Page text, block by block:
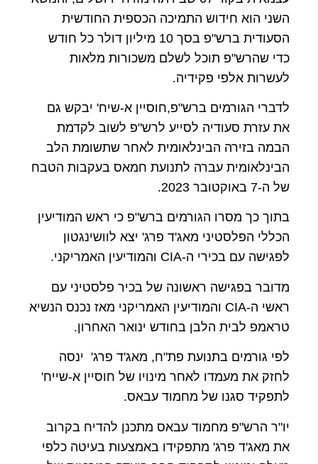
השני הוא חידוש התמיכה הכספית החודשית
הסעודית ברש"פ בסך 10 מיליון דולר כל חודש
כדי שהרש"פ תוכל לשלם משכורות מלאות
לעשרות אלפי פקידיה.
לדברי הגורמים ברש"פ,חוסיין א-שיח' יבקש גם
את עזרת סעודיה לסייע לרש"פ לשוב לקדמת
הבמה בזירה הבינלאומית לאחר שתשומת הלב
הבינלאומית עברה לתנועת חמאס בעקבות הטבח
של ה-7 באוקטובר 2023.
בתוך כך מסרו הגורמים ברש"פ כי ראש המודיעין
הכללי הפלסטיני מאג'ד פרג' יצא לוושינגטון
לפגישה עם בכירי ה-CIA והמודיעין האמריקני.
מדובר בפגישה ראשונה של בכיר פלסטיני עם
ראשי ה-CIA והמודיעין האמריקני מאז נכנס הנשיא
טראמפ לבית הלבן בחודש ינואר האחרון.
לפי גורמים בתנועת פת"ח, מאג'ד פרג' ינסה
לחזק את מעמדו לאחר מינויו של חוסיין א-שייח'
לתפקיד סגנו של מחמוד עבאס.
יו"ר הרש"פ מחמוד עבאס מתכנן להדיח בקרוב
את מאג'ד פרג' מתפקידו באמצעות בעיטה כלפי